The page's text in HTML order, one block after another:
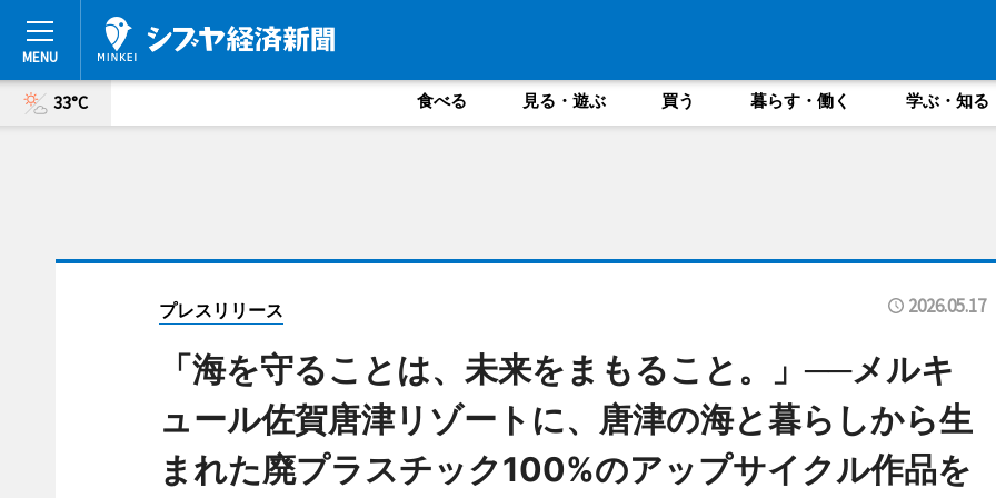
33°C 食べる 見る・遊ぶ 買う 暮らす・働く 学ぶ・知る
プレスリリース 2026.05.17
「海を守ることは、未来をまもること。」──メルキ
ュール佐賀唐津リゾートに、唐津の海と暮らしから生
まれた廃プラスチック100%のアップサイクル作品を